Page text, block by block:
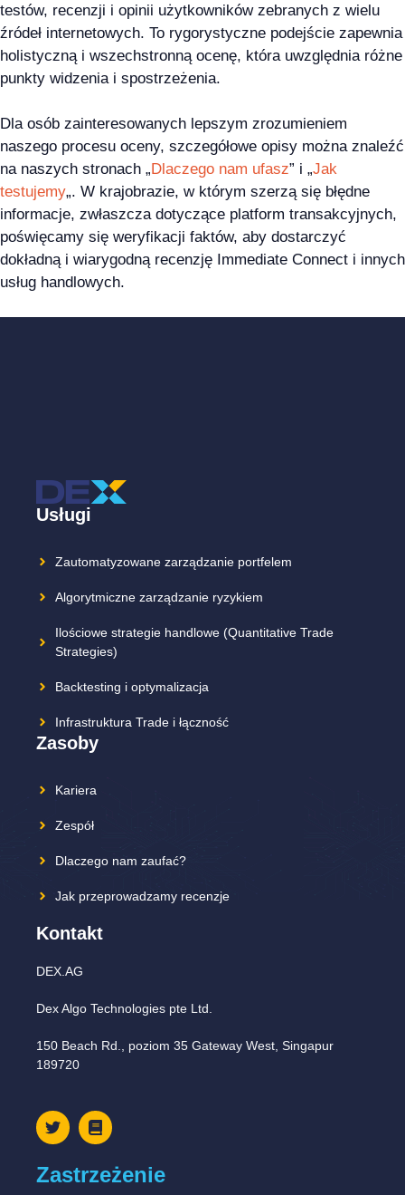
testów, recenzji i opinii użytkowników zebranych z wielu
źródeł internetowych. To rygorystyczne podejście zapewnia
holistyczną i wszechstronną ocenę, która uwzględnia różne
punkty widzenia i spostrzeżenia.
Dla osób zainteresowanych lepszym zrozumieniem
naszego procesu oceny, szczegółowe opisy można znaleźć
na naszych stronach „Dlaczego nam ufasz” i „Jak
testujemy„. W krajobrazie, w którym szerzą się błędne
informacje, zwłaszcza dotyczące platform transakcyjnych,
poświęcamy się weryfikacji faktów, aby dostarczyć
dokładną i wiarygodną recenzję Immediate Connect i innych
usług handlowych.
Usługi
Zautomatyzowane zarządzanie portfelem
Algorytmiczne zarządzanie ryzykiem
Ilościowe strategie handlowe (Quantitative Trade
Strategies)
Backtesting i optymalizacja
Infrastruktura Trade i łączność
Zasoby
Kariera
Zespół
Dlaczego nam zaufać?
Jak przeprowadzamy recenzje
Kontakt
DEX.AG
Dex Algo Technologies pte Ltd.
150 Beach Rd., poziom 35 Gateway West, Singapur
189720
Zastrzeżenie